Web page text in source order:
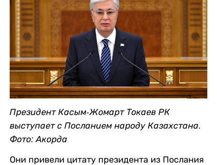
Президент Касым-Жомарт Токаев РК
выступает с Посланием народу Казахстана.
Фото: Акорда
Они привели цитату президента из Послания